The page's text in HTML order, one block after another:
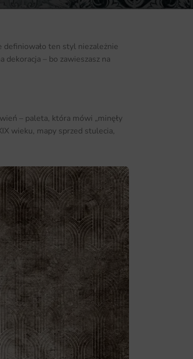
definiowało ten styl niezależnie
– bo zawieszasz na
– paleta, która mówi „minęły
wieku, mapy sprzed stulecia,